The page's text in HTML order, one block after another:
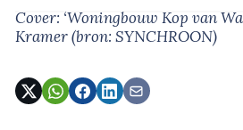
Cover: ‘Woningbouw Kop van
Kramer(bron: SYNCHROON)